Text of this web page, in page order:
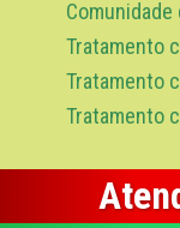
Tratamento
Tratamento
Tratamento